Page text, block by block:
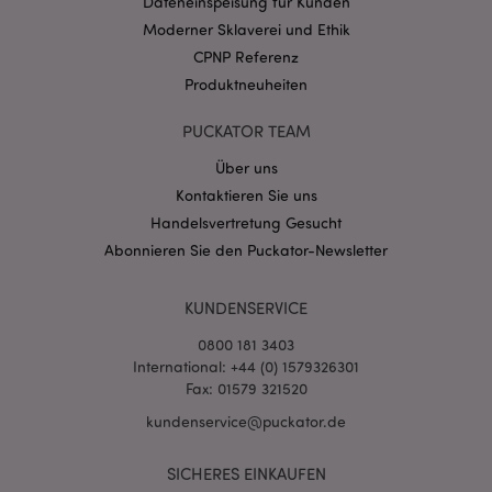
Moderner Sklaverei und Ethik
CPNP Referenz
Produktneuheiten
PUCKATOR TEAM
Über uns
Kontaktieren Sie uns
Handelsvertretung Gesucht
Abonnieren Sie den Puckator-Newsletter
KUNDENSERVICE
0800 181 3403
International: +44 (0) 1579326301
Fax: 01579 321520
kundenservice@puckator.de
SICHERES EINKAUFEN
CookieScriptConsent
CookieScript
.puckator.de